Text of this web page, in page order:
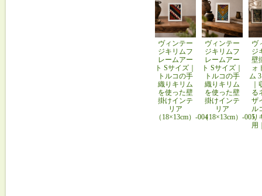
ヴィンテー
ジキリムフ
レームアー
ト Sサイズ｜
トルコの手
織りキリム
を使った壁
掛けインテ
リア
（18×13cm）-004
ヴィンテー
ジキリムフ
レームアー
ト Sサイズ｜
トルコの手
織りキリム
を使った壁
掛けインテ
リア
（18×13cm）-005
ヴ
ジ
壁
ォ
ム
る
ザ
ル
り
用